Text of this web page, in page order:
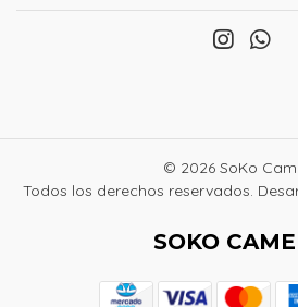
© 2026 SoKo
Todos los derechos reservados.
SOKO